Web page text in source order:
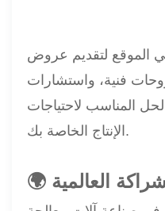
الموقع لتقديم عروض
فنية، واستشارات
المناسب لاحتياجات
الإنتاج الخاصة بك.
العالمية